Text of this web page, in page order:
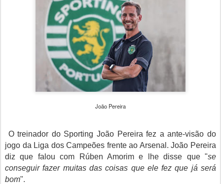
João Pereira
O treinador do Sporting João Pereira fez a ante-visão do
jogo da Liga dos Campeões frente ao Arsenal. João Pereira
diz que falou com Rúben Amorim e lhe disse que "se
conseguir fazer muitas das coisas que ele fez que já será
bom".